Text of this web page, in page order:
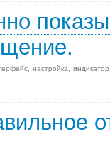
настройка
индикатор